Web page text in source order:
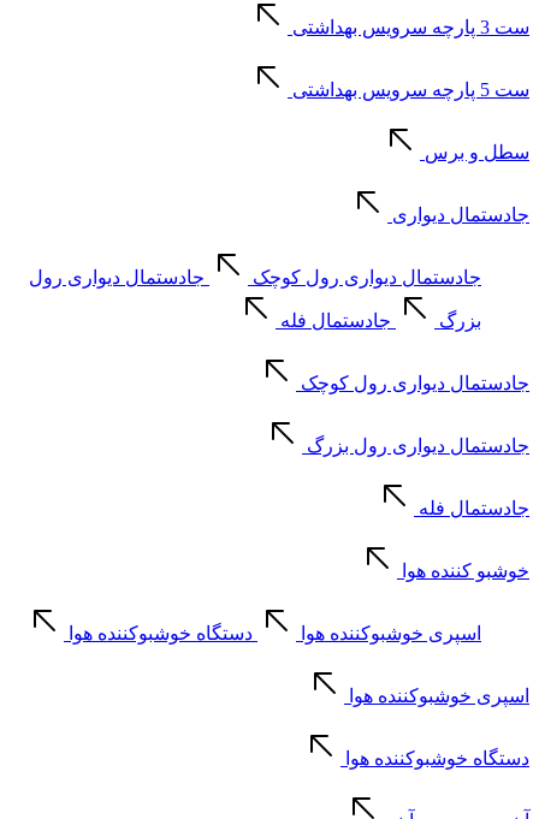
ست 3 پارچه سرویس بهداشتی
ست 5 پارچه سرویس بهداشتی
سطل و برس
جادستمال دیواری
جادستمال دیواری رول کوچک جادستمال دیواری رول
بزرگ جادستمال فله
جادستمال دیواری رول کوچک
جادستمال دیواری رول بزرگ
جادستمال فله
خوشبو کننده هوا
اسپری خوشبوکننده هوا دستگاه خوشبوکننده هوا
اسپری خوشبوکننده هوا
دستگاه خوشبوکننده هوا